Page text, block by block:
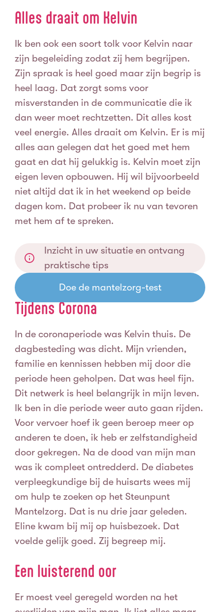
Alles draait om Kelvin
Ik ben ook een soort tolk voor Kelvin naar
zijn begeleiding zodat zij hem begrijpen.
Zijn spraak is heel goed maar zijn begrip is
heel laag. Dat zorgt soms voor
misverstanden in de communicatie die ik
dan weer moet rechtzetten. Dit alles kost
veel energie. Alles draait om Kelvin. Er is mij
alles aan gelegen dat het goed met hem
gaat en dat hij gelukkig is. Kelvin moet zijn
eigen leven opbouwen. Hij wil bijvoorbeeld
niet altijd dat ik in het weekend op beide
dagen kom. Dat probeer ik nu van tevoren
met hem af te spreken.
Inzicht in uw situatie en ontvang
praktische tips
Doe de mantelzorg-test
Tijdens Corona
In de coronaperiode was Kelvin thuis. De
dagbesteding was dicht. Mijn vrienden,
familie en kennissen hebben mij door die
periode heen geholpen. Dat was heel fijn.
Dit netwerk is heel belangrijk in mijn leven.
Ik ben in die periode weer auto gaan rijden.
Voor vervoer hoef ik geen beroep meer op
anderen te doen, ik heb er zelfstandigheid
door gekregen. Na de dood van mijn man
was ik compleet ontredderd. De diabetes
verpleegkundige bij de huisarts wees mij
om hulp te zoeken op het Steunpunt
Mantelzorg. Dat is nu drie jaar geleden.
Eline kwam bij mij op huisbezoek. Dat
voelde gelijk goed. Zij begreep mij.
Een luisterend oor
Er moest veel geregeld worden na het